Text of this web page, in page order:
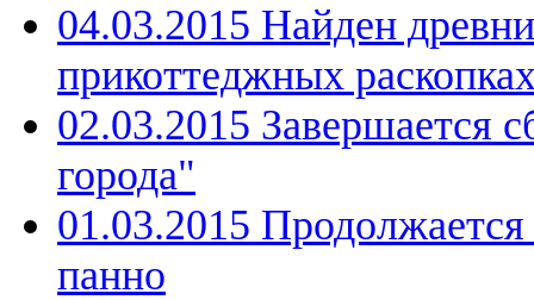
04.03.2015 Найден
прикоттеджных
02.03.2015 Завершается
города"
01.03.2015
панно